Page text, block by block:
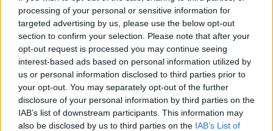
processing of your personal or sensitive information for
targeted advertising by us, please use the below opt-out
section to confirm your selection. Please note that after your
opt-out request is processed you may continue seeing
interest-based ads based on personal information utilized by
us or personal information disclosed to third parties prior to
your opt-out. You may separately opt-out of the further
disclosure of your personal information by third parties on the
IAB’s list of downstream participants. This information may
also be disclosed by us to third parties on the IAB’s List of